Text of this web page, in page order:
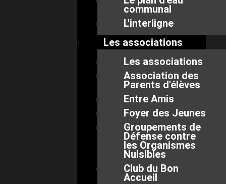
communal
L'interligne
Les associations
Les associations
Association des
Parents d'élèves
Entre Amis
Foyer des Jeunes
Groupements de
Défense contre
les Organismes
Nuisibles
Club du Bon
Accueil